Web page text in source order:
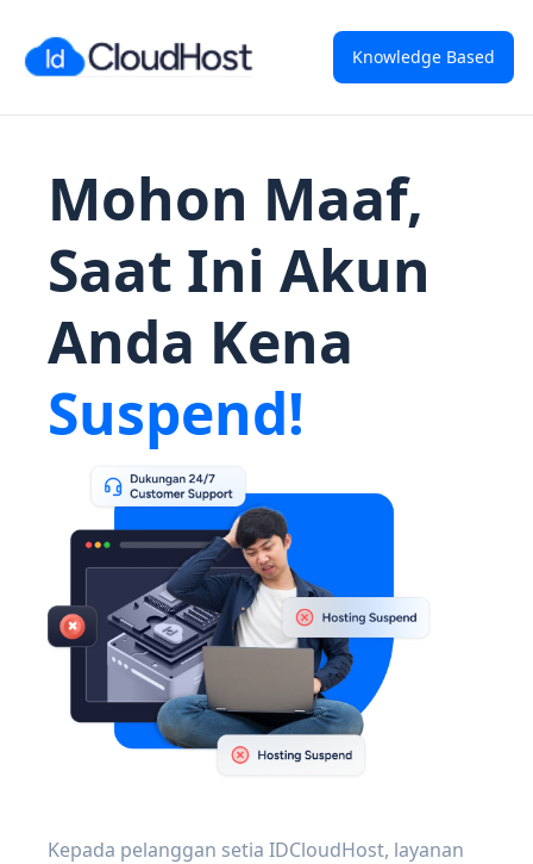
Knowledge Based
Mohon Maaf,
Saat Ini Akun
Anda Kena
Suspend!
Kepada pelanggan setia IDCloudHost, layanan